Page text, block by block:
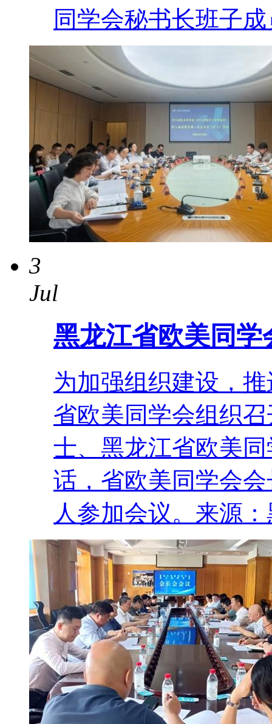
同学会秘书长班子
3
Jul
黑龙江省欧美同
为加强组织建设，
省欧美同学会组织
士、黑龙江省欧美
话，省欧美同学会
人参加会议。来源